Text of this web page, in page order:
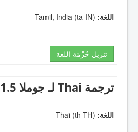
اللغة:
تنزيل حُزْمَة اللغة
ترجمة Thai لـ جوملا 1.5
اللغة: